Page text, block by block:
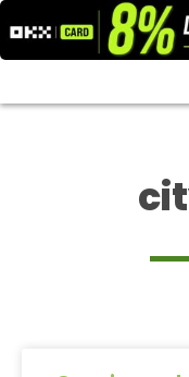
al
contenido